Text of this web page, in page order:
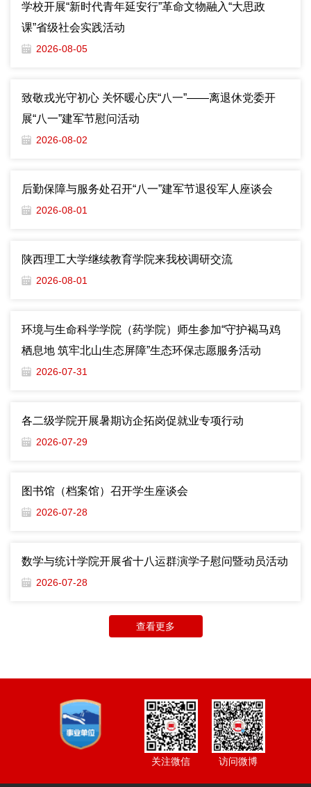
学校开展“新时代青年延安行”革命文物融入“大思政
课”省级社会实践活动
2026-08-05
致敬戎光守初心 关怀暖心庆“八一”——离退休党委开
展“八一”建军节慰问活动
2026-08-02
后勤保障与服务处召开“八一”建军节退役军人座谈会
2026-08-01
陕西理工大学继续教育学院来我校调研交流
2026-08-01
环境与生命科学学院（药学院）师生参加“守护褐马鸡
栖息地 筑牢北山生态屏障”生态环保志愿服务活动
2026-07-31
各二级学院开展暑期访企拓岗促就业专项行动
2026-07-29
图书馆（档案馆）召开学生座谈会
2026-07-28
数学与统计学院开展省十八运群演学子慰问暨动员活动
2026-07-28
查看更多
访问微博
关注微信